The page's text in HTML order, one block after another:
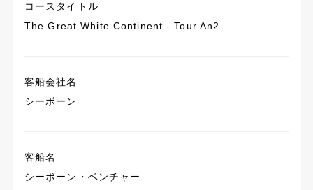
コースタイトル
The Great White Continent - Tour An2
客船会社名
シーボーン
客船名
シーボーン・ベンチャー